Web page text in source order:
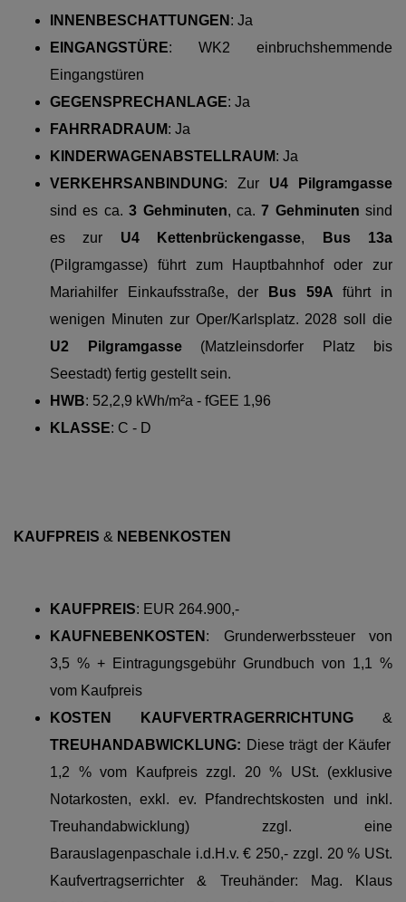
INNENBESCHATTUNGEN : Ja
EINGANGSTÜRE: WK2 einbruchshemmende
Eingangstüren
GEGENSPRECHANLAGE: Ja
FAHRRADRAUM: Ja
KINDERWAGENABSTELLRAUM: Ja
VERKEHRSANBINDUNG: Zur U4 Pilgramgasse
sind es ca.3 Gehminuten, ca.7 Gehminuten sind
es zur U4 Kettenbrückengasse,
Bus 13a
(Pilgramgasse) führt zum Hauptbahnhof oder zur
Mariahilfer Einkaufsstraße, der
Bus 59A führt in
wenigen Minuten zur Oper/Karlsplatz. 2028 soll die
U2 Pilgramgasse(Matzleinsdorfer Platz bis
Seestadt) fertig gestellt sein.
HWB: 52,2,9 kWh/m²a - fGEE 1,96
KLASSE: C - D
KAUFPREIS & NEBENKOSTEN
KAUFPREIS: EUR 264.900,-
KAUFNEBENKOSTEN :
Grunderwerbssteuer von
3,5 % + Eintragungsgebühr Grundbuch von 1,1 %
vom Kaufpreis
KOSTEN KAUFVERTRAGERRICHTUNG &
TREUHANDABWICKLUNG: Diese trägt der Käufer
1,2 % vom Kaufpreis zzgl. 20 % USt. (exklusive
Notarkosten, exkl. ev. Pfandrechtskosten und inkl.
Treuhandabwicklung) zzgl. eine
Barauslagenpaschale i.d.H.v. € 250,- zzgl. 20 % USt.
Kaufvertragserrichter & Treuhänder: Mag. Klaus